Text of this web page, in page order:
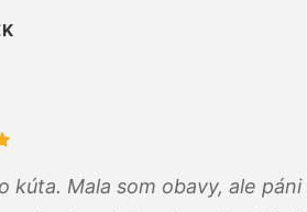
Mala som obavy, ale páni